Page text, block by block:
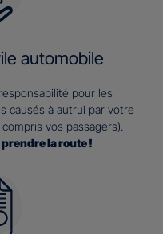
automobile
pour les
causés à autrui par votre
vos passagers).
la route !